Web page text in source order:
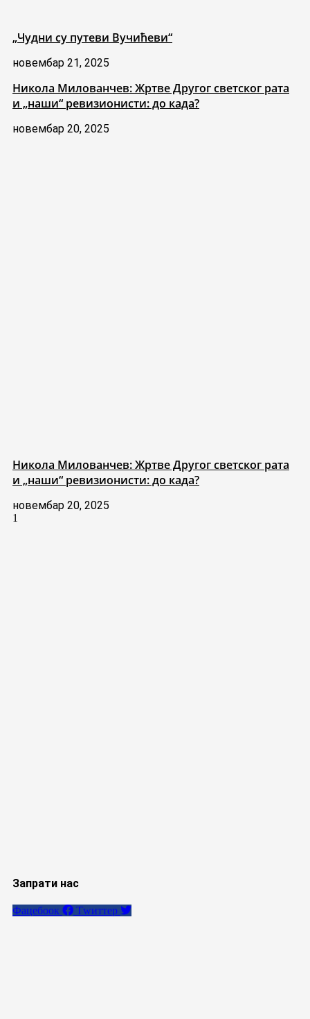
„Чудни су путеви Вучићеви“
новембар 21, 2025
Никола Милованчев: Жртве Другог светског рата
и „наши“ ревизионисти: до када?
новембар 20, 2025
Никола Милованчев: Жртве Другог светског рата
и „наши“ ревизионисти: до када?
новембар 20, 2025
Запрати нас
Фацебоок Тwиттер